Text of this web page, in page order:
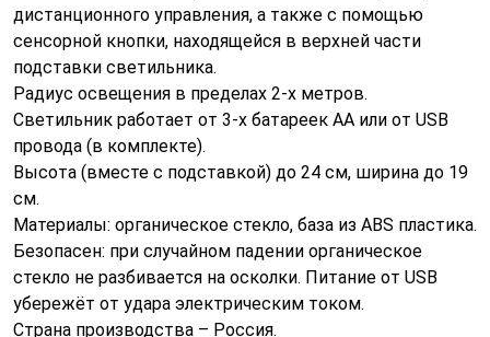
дистанционного управления, а также с помощью
сенсорной кнопки, находящейся в верхней части
подставки светильника.
Радиус освещения в пределах 2-х метров.
Светильник работает от 3-х батареек АА или от USB
провода (в комплекте).
Высота (вместе с подставкой) до 24 см, ширина до 19
см.
Материалы: органическое стекло, база из ABS пластика.
Безопасен: при случайном падении органическое
стекло не разбивается на осколки. Питание от USB
убережёт от удара электрическим током.
Страна производства – Россия.